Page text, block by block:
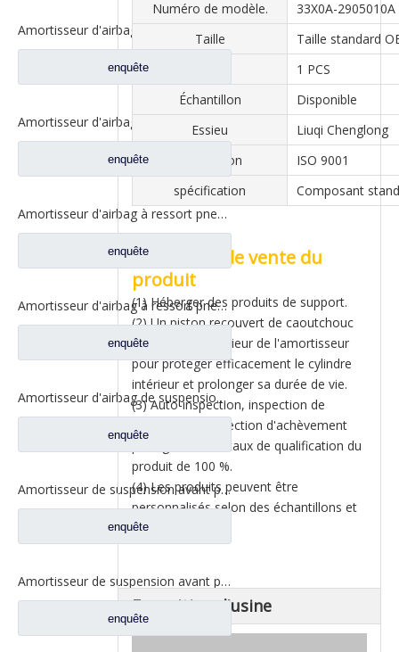
Amortisseur d'airbag arrière pour pièces de rechange de camion Liuqi Chenglong H7 H73-5001570
enquête
enquête
Amortisseur d'airbag à ressort pneumatique de remorque, pièces de rechange pour camion Dongfeng Kinland 1V9141
enquête
Amortisseur d'airbag à ressort pneumatique de remorque, pièces de rechange pour camion Dongfeng Kinland 1V6338
enquête
Amortisseur d'airbag de suspension avant pour pièces de rechange de camion Dongfeng Kinland 5001080-C6101
enquête
Amortisseur de suspension avant pour pièces de rechange de camion Dongfeng Kinland 5001085-C4302
enquête
Amortisseur de suspension avant pour pièces de rechange de camion Dongfeng Kinland 5001085-C0302
enquête
Numéro de modèle.
33X0A-2905010A
Taille
Taille standard
1 PCS
Échantillon
Disponible
Essieu
Liuqi Chenglong
Attestation
ISO 9001
spécification
Composant
Argument de vente du
produit
(1) Héberger des produits de support.
(2) Un piston recouvert de caoutchouc
est utilisé à l'intérieur de l'amortisseur
pour protéger efficacement le cylindre
intérieur et prolonger sa durée de vie.
(3) Auto-inspection, inspection de
patrouille et inspection d'achèvement
pour garantir un taux de qualification du
produit de 100 %.
(4) Les produits peuvent être
personnalisés selon des échantillons et
des dessins.
Exposition d'usine